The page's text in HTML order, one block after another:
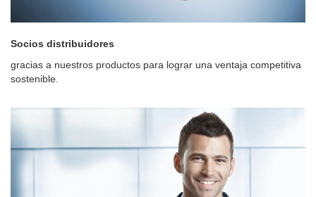
Socios distribuidores
gracias a nuestros productos para lograr una ventaja competitiva
sostenible.